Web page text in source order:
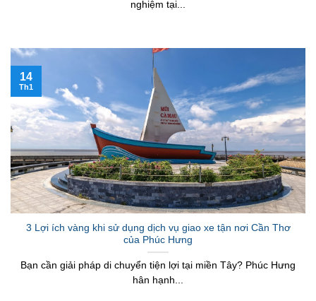
nghiệm tại...
3 Lợi ích vàng khi sử dụng dịch vụ giao xe tận nơi Cần Thơ
của Phúc Hưng
Bạn cần giải pháp di chuyển tiện lợi tại miền Tây? Phúc Hưng
hân hạnh...
14
Th1